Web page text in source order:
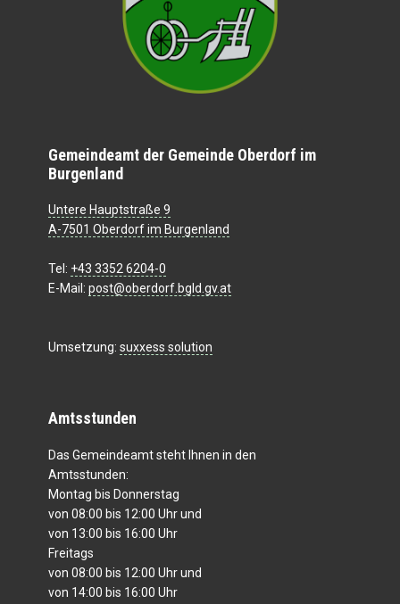
Gemeindeamt der Gemeinde Oberdorf im
Burgenland
Untere Hauptstraße 9
A-7501 Oberdorf im Burgenland
Tel: +43 3352 6204-0
E-Mail: post@oberdorf.bgld.gv.at
Umsetzung: suxxess solution
Amtsstunden
Das Gemeindeamt steht Ihnen in den
Amtsstunden:
Montag bis Donnerstag
von 08:00 bis 12:00 Uhr und
von 13:00 bis 16:00 Uhr
Freitags
von 08:00 bis 12:00 Uhr und
von 14:00 bis 16:00 Uhr